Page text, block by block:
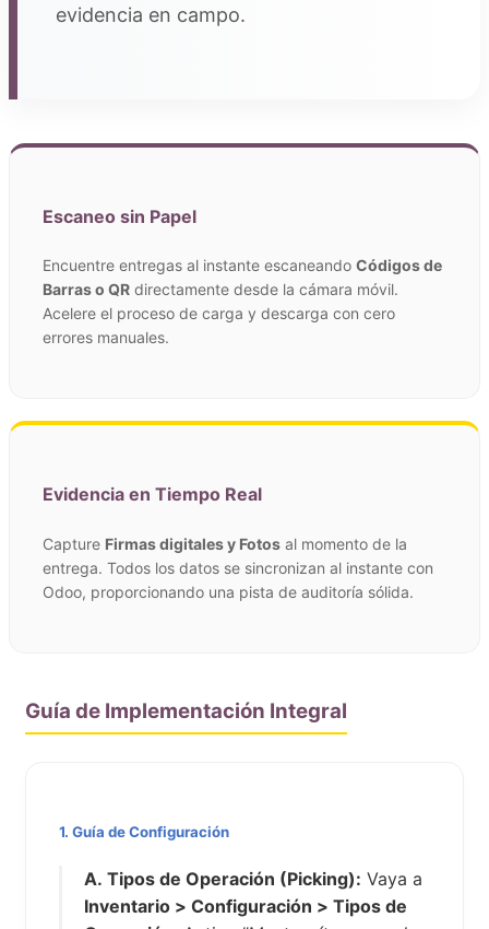
evidencia en campo.
Escaneo sin Papel
Encuentre entregas al instante escaneando Códigos de
Barras o QR directamente desde la cámara móvil.
Acelere el proceso de carga y descarga con cero
errores manuales.
Evidencia en Tiempo Real
Capture Firmas digitales y Fotos al momento de la
entrega. Todos los datos se sincronizan al instante con
Odoo, proporcionando una pista de auditoría sólida.
Guía de Implementación Integral
1. Guía de Configuración
A. Tipos de Operación (Picking): Vaya a
Inventario > Configuración > Tipos de